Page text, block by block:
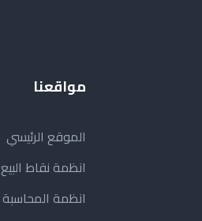
مواقعنا
الموقع الرئيسي
انظمة نقاط البيع
انظمة المحاسبة